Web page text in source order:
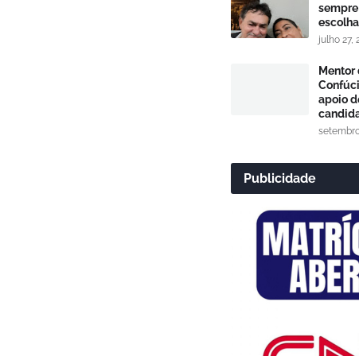
julho 27,
Mentor
apoio
Publicidade